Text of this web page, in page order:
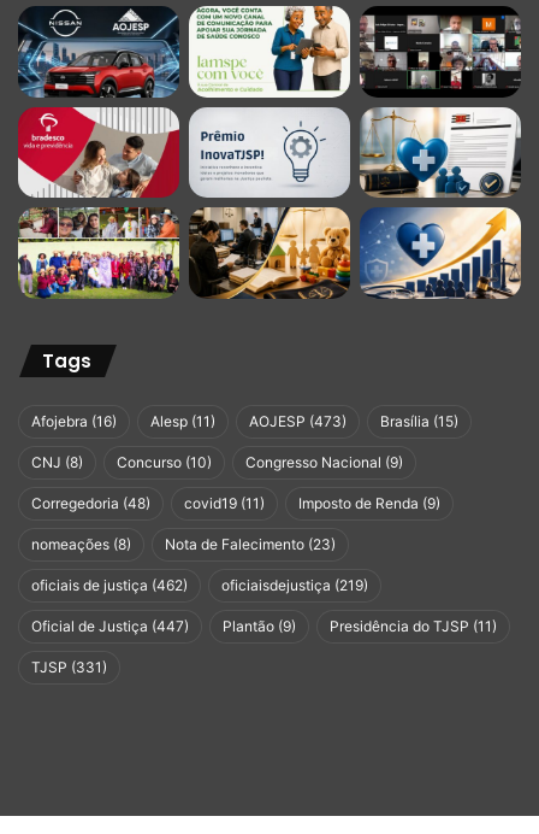
Tags
Afojebra (16) Alesp (11) AOJESP (473) Brasília (15)
CNJ (8) Concurso (10) Congresso Nacional (9)
Corregedoria (48) covid19 (11) Imposto de Renda (9)
nomeações (8) Nota de Falecimento (23)
oficiais de justiça (462) oficiaisdejustiça (219)
Oficial de Justiça (447) Plantão (9) Presidência do TJSP (11)
TJSP (331)